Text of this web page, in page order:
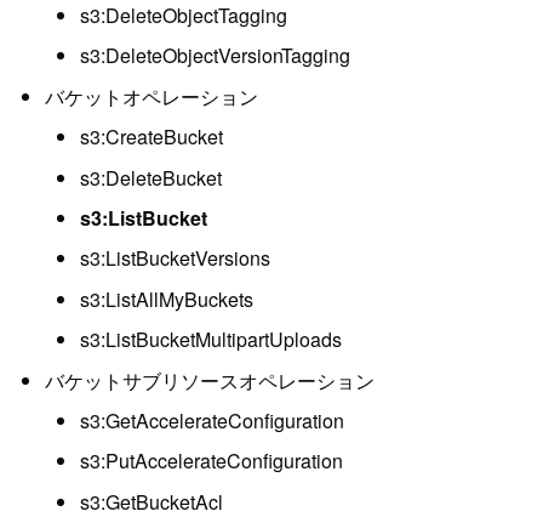
s3:DeleteObjectTagging
s3:DeleteObjectVersionTagging
バケットオペレーション
s3:CreateBucket
s3:DeleteBucket
s3:ListBucket
s3:ListBucketVersions
s3:ListAllMyBuckets
s3:ListBucketMultipartUploads
バケットサブリソースオペレーション
s3:GetAccelerateConfiguration
s3:PutAccelerateConfiguration
s3:GetBucketAcl